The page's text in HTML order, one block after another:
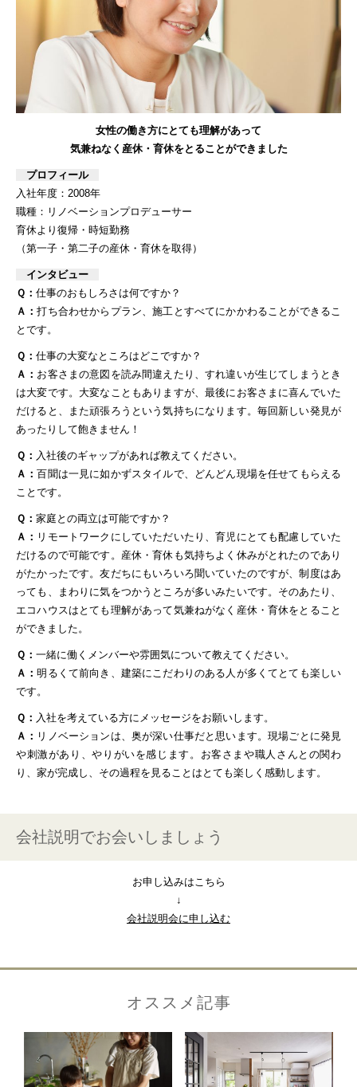
女性の働き方にとても理解があって
気兼ねなく産休・育休をとることができました
プロフィール
入社年度：2008年
職種：リノベーションプロデューサー
育休より復帰・時短勤務
（第一子・第二子の産休・育休を取得）
インタビュー
Ｑ： 仕事のおもしろさは何ですか？
Ａ：打ち合わせからプラン、施工とすべてにかかわることができるこ
とです。
Ｑ： 仕事の大変なところはどこですか？
Ａ： お客さまの意図を読み間違えたり、すれ違いが生じてしまうとき
は大変です。大変なこともありますが、最後にお客さまに喜んでいた
だけると、また頑張ろうという気持ちになります。毎回新しい発見が
あったりして飽きません！
Ｑ： 入社後のギャップがあれば教えてください。
Ａ：百聞は一見に如かずスタイルで、どんどん現場を任せてもらえる
ことです。
Ｑ： 家庭との両立は可能ですか？
Ａ： リモートワークにしていただいたり、育児にとても配慮していた
だけるので可能です。産休・育休も気持ちよく休みがとれたのであり
がたかったです。友だちにもいろいろ聞いていたのですが、制度はあ
っても、まわりに気をつかうところが多いみたいです。そのあたり、
エコハウスはとても理解があって気兼ねがなく産休・育休をとること
ができました。
Ｑ： 一緒に働くメンバーや雰囲気について教えてください。
Ａ：明るくて前向き、建築にこだわりのある人が多くてとても楽しい
です。
Ｑ： 入社を考えている方にメッセージをお願いします。
Ａ： リノベーションは、奥が深い仕事だと思います。現場ごとに発見
や刺激があり、やりがいを感じます。お客さまや職人さんとの関わ
り、家が完成し、その過程を見ることはとても楽しく感動します。
会社説明でお会いしましょう
お申し込みはこちら
↓
会社説明会に申し込む
オススメ記事